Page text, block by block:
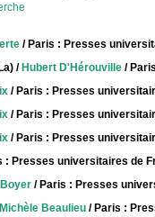
/ Paris : Presses
/ Hubert D'Hérouville /
/ Paris : Presses
/ Paris : Presses
/ Paris : Presses
: Presses universitaires de
/ Paris : Presses
Michèle Beaulieu / Paris :